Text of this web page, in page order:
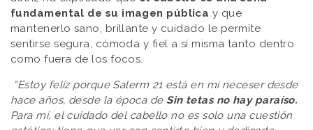
fundamental de su imagen pública y que
mantenerlo sano, brillante y cuidado le permite
sentirse segura, cómoda y fiel a sí misma tanto dentro
como fuera de los focos.
“Estoy feliz porque Salerm 21 está en mi neceser desde
hace años, desde la época de Sin tetas no hay paraíso.
Para mí, el cuidado del cabello no es solo una cuestión